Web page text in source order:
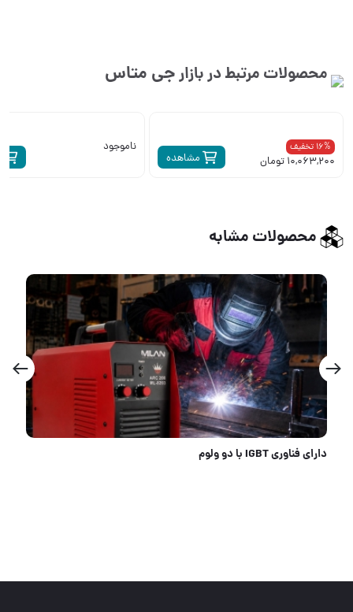
محصولات مرتبط در بازارجی متاس
مشاهده
16% تخفیف
10,063,200 تومان
ناموجود
محصولات مشابه
#قیچی شارژی طرح ماکیتا